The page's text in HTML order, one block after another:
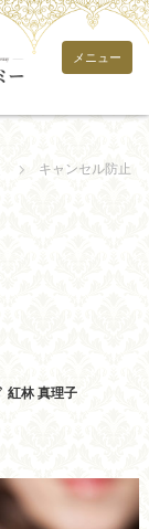
メニュー
キャンセル防止
紅林 真理子